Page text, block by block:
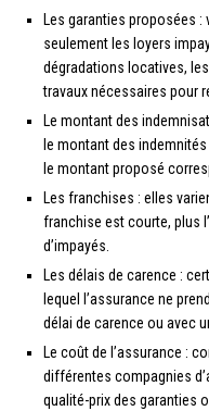
Les garanties proposées :
seulement les loyers
dégradations locatives,
travaux nécessaires pour
Le montant des
le montant des
le montant proposé
Les franchises : elles
franchise est courte, plus
d’impayés.
Les délais de carence :
lequel l’assurance ne
délai de carence ou avec
Le coût de l’assurance :
différentes compagnies
qualité-prix des garanties